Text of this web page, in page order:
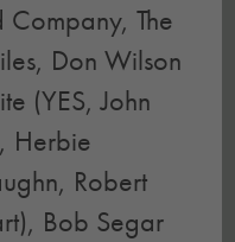
Company, The
Don Wilson
(YES, John
Herbie
Robert
Bob Segar